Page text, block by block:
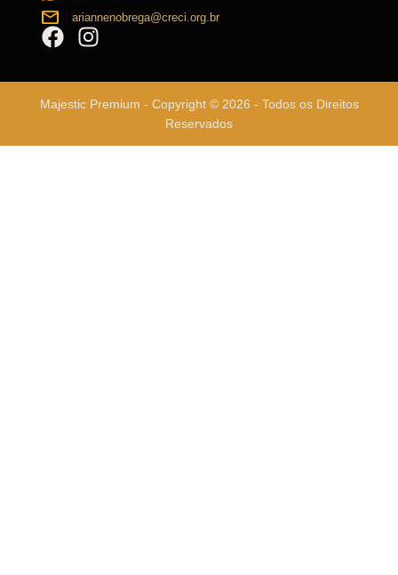
ariannenobrega@creci.org.br
Majestic Premium - Copyright © 2026 - Todos os Direitos
Reservados